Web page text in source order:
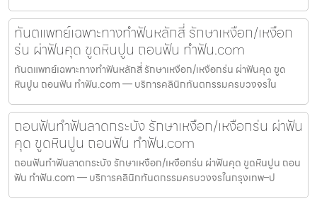
ทันตแพทย์เฉพาะทางทำฟันหลักสี่ รักษาเหงือก/เหงือก
ร่น ผ่าฟันคุด ขูดหินปูน ถอนฟัน ทำฟัน.com
ทันตแพทย์เฉพาะทางทำฟันหลักสี่ รักษาเหงือก/เหงือกร่น ผ่าฟันคุด ขูด
หินปูน ถอนฟัน ทำฟัน.com — บริการคลินิกทันตกรรมครบวงจรใน
ถอนฟันทำฟันลาดกระบัง รักษาเหงือก/เหงือกร่น ผ่าฟัน
คุด ขูดหินปูน ถอนฟัน ทำฟัน.com
ถอนฟันทำฟันลาดกระบัง รักษาเหงือก/เหงือกร่น ผ่าฟันคุด ขูดหินปูน ถอน
ฟัน ทำฟัน.com — บริการคลินิกทันตกรรมครบวงจรในกรุงเทพ–ป